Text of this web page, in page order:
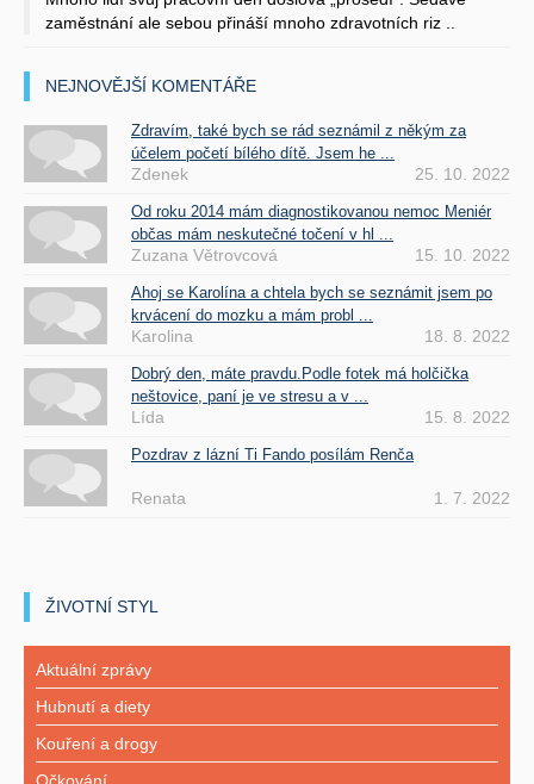
zaměstnání ale sebou přináší mnoho zdravotních riz ..
NEJNOVĚJŠÍ KOMENTÁŘE
Zdravím, také bych se rád seznámil z někým za
účelem početí bílého dítě. Jsem he ...
Zdenek 25. 10. 2022
Od roku 2014 mám diagnostikovanou nemoc Meniér
občas mám neskutečné točení v hl ...
Zuzana Větrovcová 15. 10. 2022
Ahoj se Karolína a chtela bych se seznámit jsem po
krvácení do mozku a mám probl ...
Karolina 18. 8. 2022
Dobrý den, máte pravdu.Podle fotek má holčička
neštovice, paní je ve stresu a v ...
Lída 15. 8. 2022
Pozdrav z lázní Ti Fando posílám Renča
Renata 1. 7. 2022
ŽIVOTNÍ STYL
Aktuální zprávy
Hubnutí a diety
Kouření a drogy